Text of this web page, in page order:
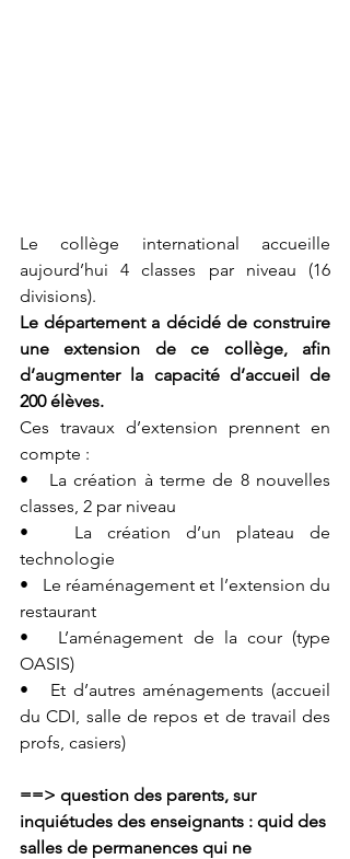
Le collège international accueille
aujourd’hui 4 classes par niveau (16
divisions).
Le département a décidé de construire
une extension de ce collège, afin
d’augmenter la capacité d’accueil de
200 élèves.
Ces travaux d’extension prennent en
compte :
•   La création à terme de 8 nouvelles
classes, 2 par niveau
•   La création d’un plateau de
technologie
•   Le réaménagement et l’extension du
restaurant
•   L’aménagement de la cour (type
OASIS)
•   Et d’autres aménagements (accueil
du CDI, salle de repos et de travail des
profs, casiers)
==> question des parents, sur
inquiétudes des enseignants : quid des
salles de permanences qui ne